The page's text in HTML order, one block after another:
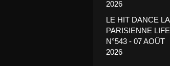
LE HIT DANCE LA
PARISIENNE LIFE
N°543 - 07 AOÛT
2026